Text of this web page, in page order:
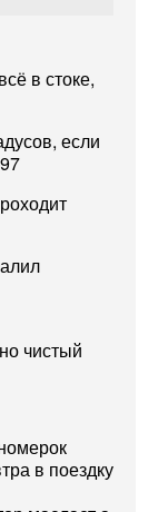
в стоке,
если
чистый
в поездку